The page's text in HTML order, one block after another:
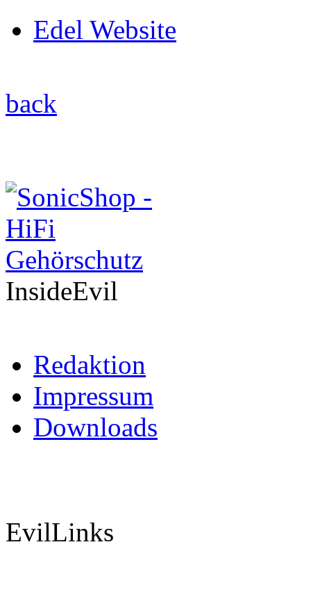
Edel Website
back
InsideEvil
Redaktion
Impressum
Downloads
EvilLinks